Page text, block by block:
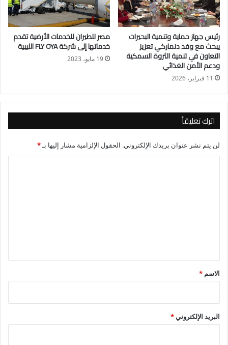
رئيس جهاز حماية وتنمية البحيرات
يبحث مع وفد دنماركي تعزيز
التعاون في تنمية الثروة السمكية
ودعم الأمن الغذائي
11 فبراير، 2026
مصر للطيران للخدمات الأرضية تقدم
خدماتها إلى شركة FLY OYA الليبية
19 مايو، 2023
اترك تعليقاً
لن يتم نشر عنوان بريدك الإلكتروني. الحقول الإلزامية مشار إليها بـ*
*
الاسم *
البريد الإلكتروني*